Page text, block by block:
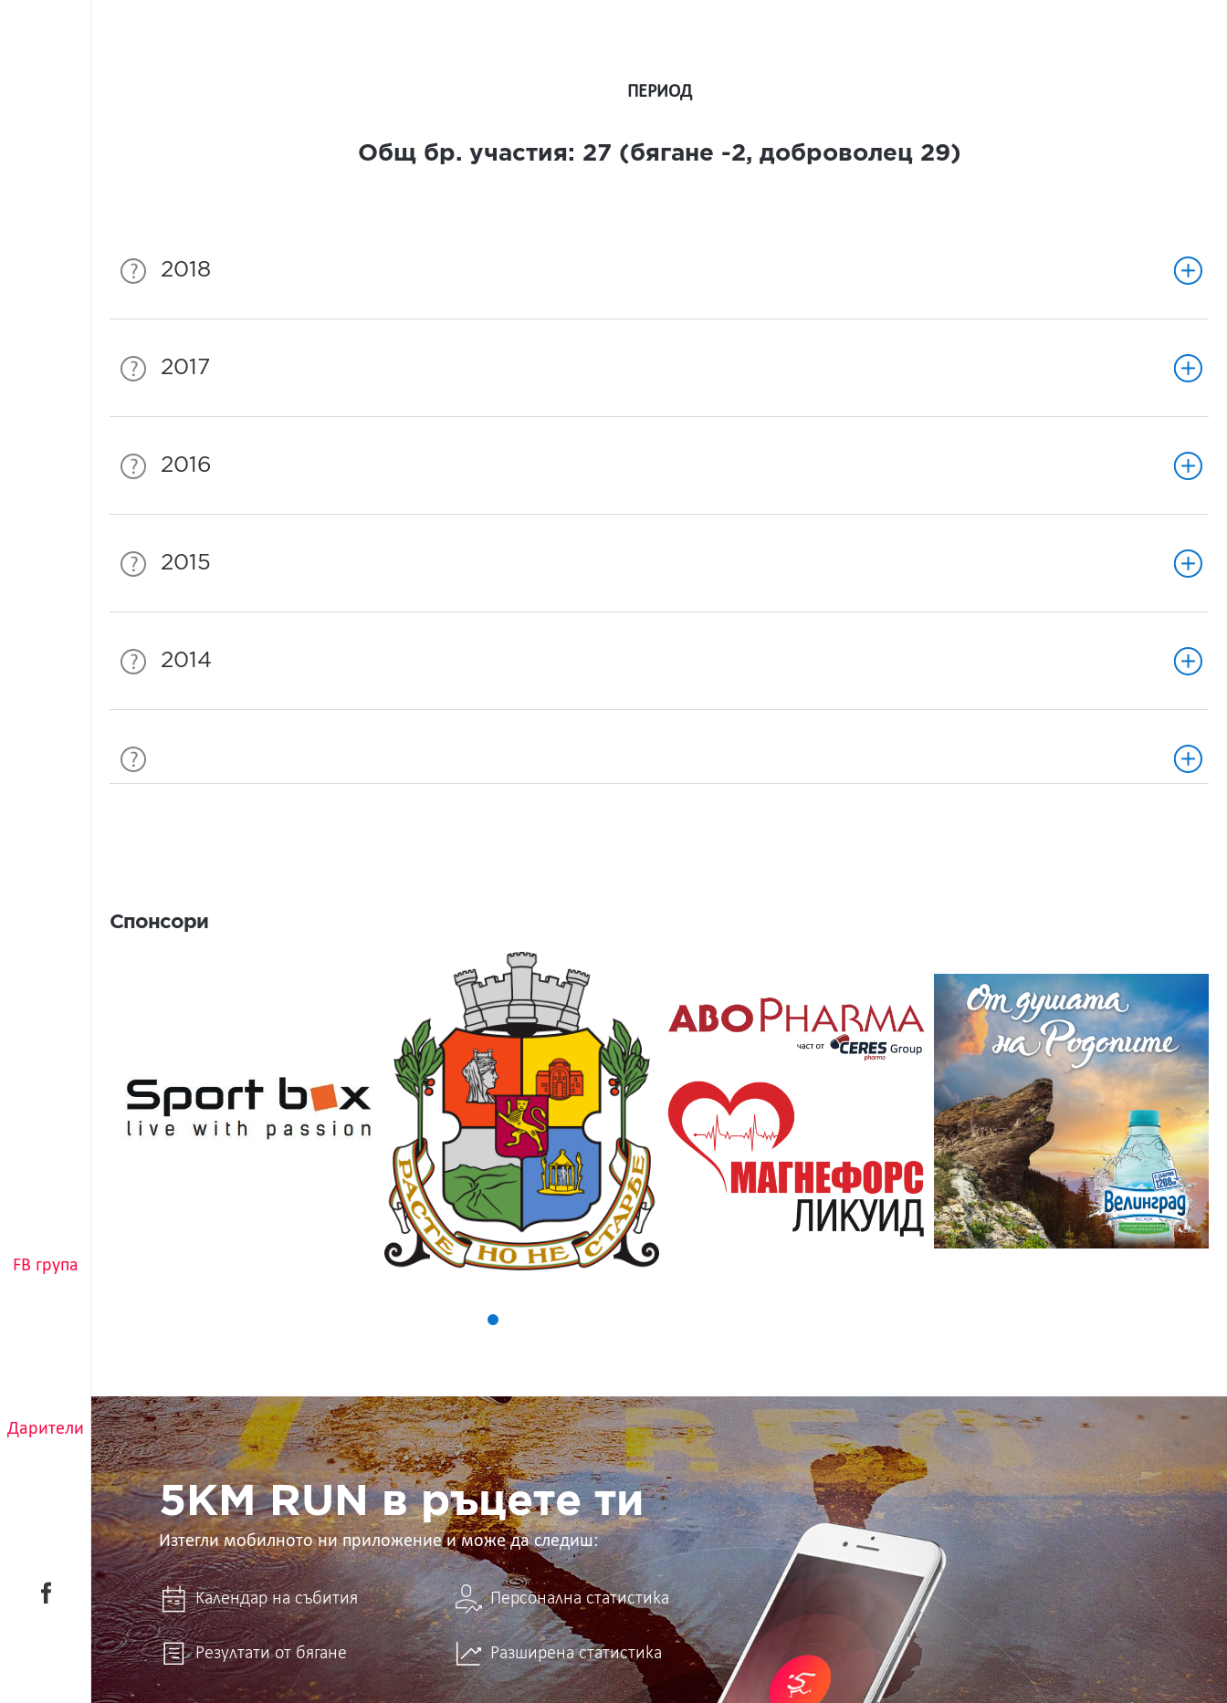
FB група
Дарители
ПЕРИОД
Общ бр. участия: 27 (бягане -2, доброволец 29)
2018
2017
2016
2015
2014
Спонсори
5KM
RUN
в
ръцете
ти
5KM RUN в ръцете ти
Изтегли мобилното ни приложение и може да следиш:
Календар на събития Персонална статистика
Резултати от бягане Разширена статистика